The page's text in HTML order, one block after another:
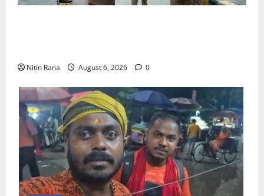
Nitin Rana August 6, 2026 0